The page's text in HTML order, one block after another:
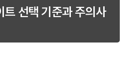
트 선택 기준과 주의사